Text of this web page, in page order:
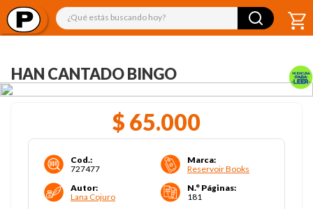
¿Qué estás buscando hoy?
HAN CANTADO BINGO
$ 65.000
Cod.:
727477
Marca:
Reservoir Books
Autor:
Lana Cojuro
N.° Páginas:
181